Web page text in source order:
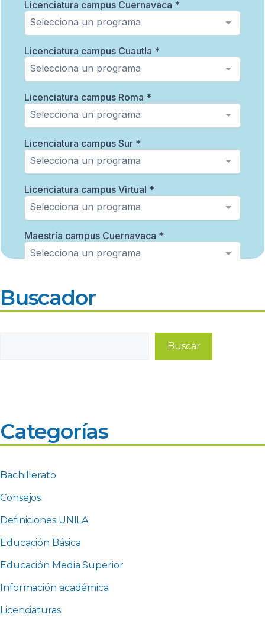
Buscador
Buscar
Categorías
Bachillerato
Consejos
Definiciones UNILA
Educación Básica
Educación Media Superior
Información académica
Licenciaturas